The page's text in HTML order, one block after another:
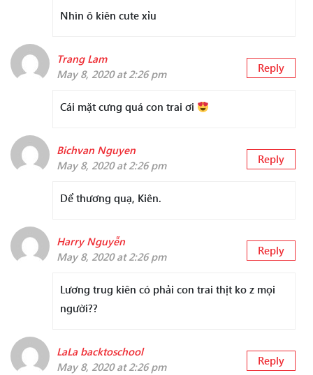
Nhìn ô kiên cute xỉu
Trang Lam
May 8, 2020 at 2:26 pm
Reply
Cái mặt cưng quá con trai ơi
Bichvan Nguyen
May 8, 2020 at 2:26 pm
Reply
Dể thương quạ, Kiên.
Harry Nguyễn
May 8, 2020 at 2:26 pm
Reply
Lương trug kiên có phải con trai thịt ko z mọi
người??
LaLa backtoschool
May 8, 2020 at 2:26 pm
Reply